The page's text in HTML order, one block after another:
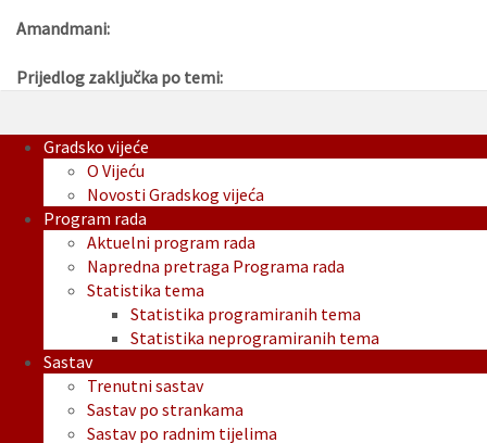
Amandmani:
Prijedlog zaključka po temi:
Gradsko vijeće
O Vijeću
Novosti Gradskog vijeća
Program rada
Aktuelni program rada
Napredna pretraga Programa rada
Statistika tema
Statistika programiranih tema
Statistika neprogramiranih tema
Sastav
Trenutni sastav
Sastav po strankama
Sastav po radnim tijelima